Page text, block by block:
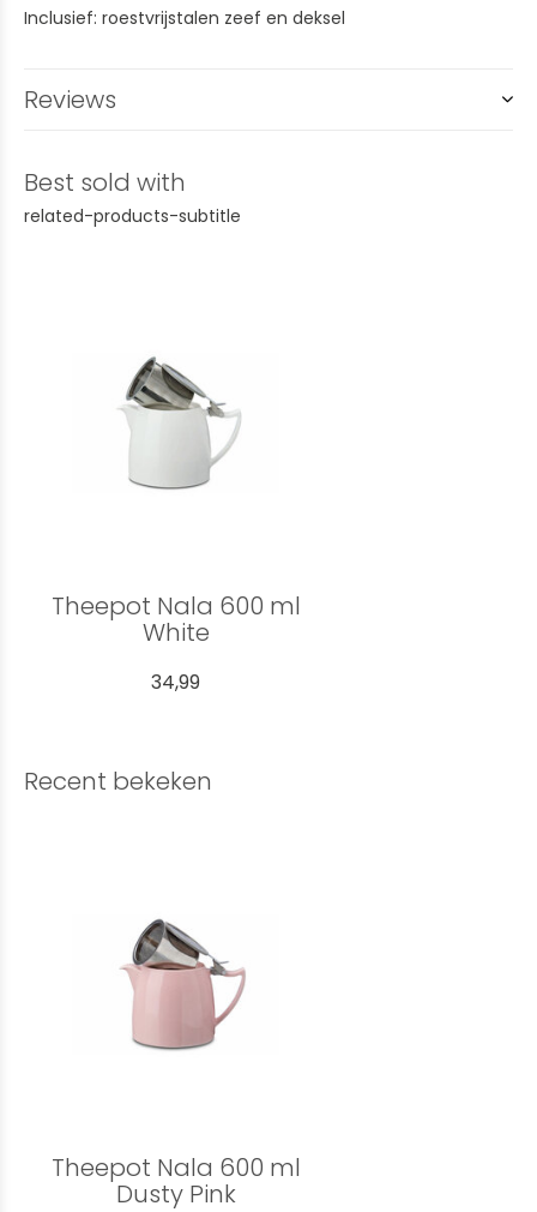
Inclusief: roestvrijstalen zeef en deksel
Reviews
Best sold with
related-products-subtitle
Theepot Nala 600 ml
White
34,99
Recent bekeken
Theepot Nala 600 ml
Dusty Pink